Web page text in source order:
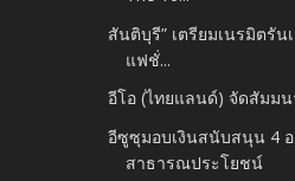
สันติบุรี” เตรียมเนรมิตรัน
แฟชั่...
อีโอ (ไทยแลนด์) จัดสัมม
อีซูซุมอบเงินสนับสนุน 4 อ
สาธารณประโยชน์